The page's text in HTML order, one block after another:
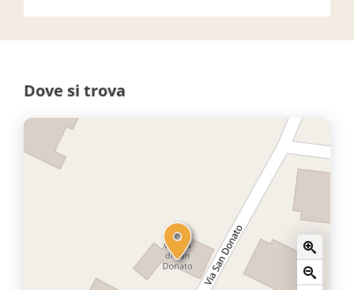
Dove si trova